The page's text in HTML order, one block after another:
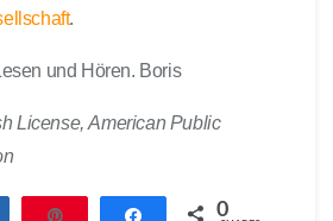
.
und Hören. Boris
License, American Public
Teilen 0